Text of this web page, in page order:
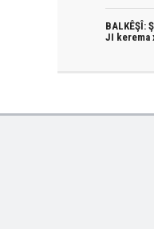
BALKÊŞÎ:
JI kerema